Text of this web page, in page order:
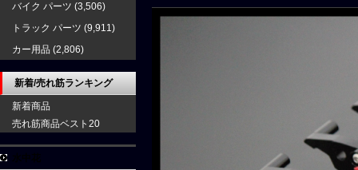
バイク パーツ (3,506)
トラック パーツ (9,911)
カー用品 (2,806)
新着/売れ筋ランキング
新着商品
売れ筋商品ベスト20